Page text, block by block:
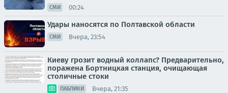
СМИ 00:24
Удары наносятся по Полтавской области
СМИ Вчера, 23:54
Киеву грозит водный коллапс? Предварительно,
поражена Бортницкая станция, очищающая
столичные стоки
ПАБЛИКИ Вчера, 21:35